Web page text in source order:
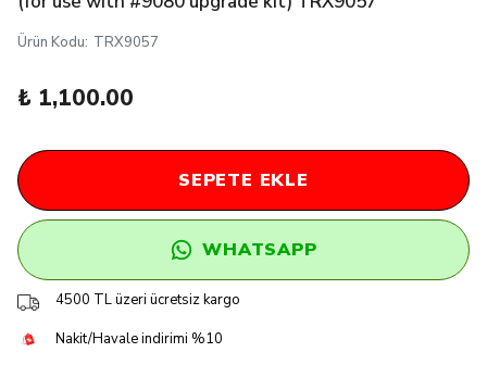
Ürün Kodu: TRX9057
₺ 1,100.00
SEPETE EKLE
WHATSAPP
4500 TL üzeri ücretsiz kargo
Nakit/Havale indirimi %10